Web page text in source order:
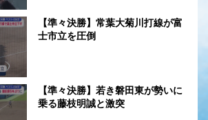
【準々決勝】常葉大菊川打線が富
士市立を圧倒
【準々決勝】若き磐田東が勢いに
乗る藤枝明誠と激突